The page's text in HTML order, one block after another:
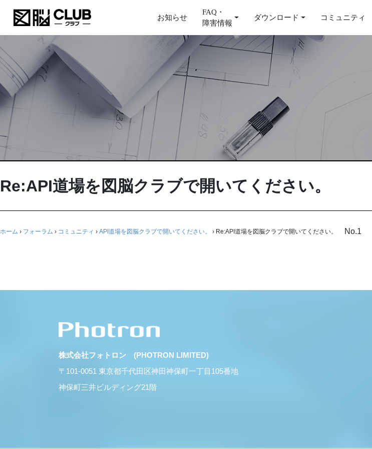
お知らせ
FAQ・
障害情報
ダウンロード コミュニティ
Re:API道場を図脳クラブで開いてください。
ホーム › フォーラム › コミュニティ › API道場を図脳クラブで開いてください。 › Re:API道場を図脳クラブで開いてください。 No.1
株式会社フォトロン (PHOTRON LIMITED)
〒101-0051 東京都千代田区神田神保町一丁目105番地
神保町三井ビルディング21階